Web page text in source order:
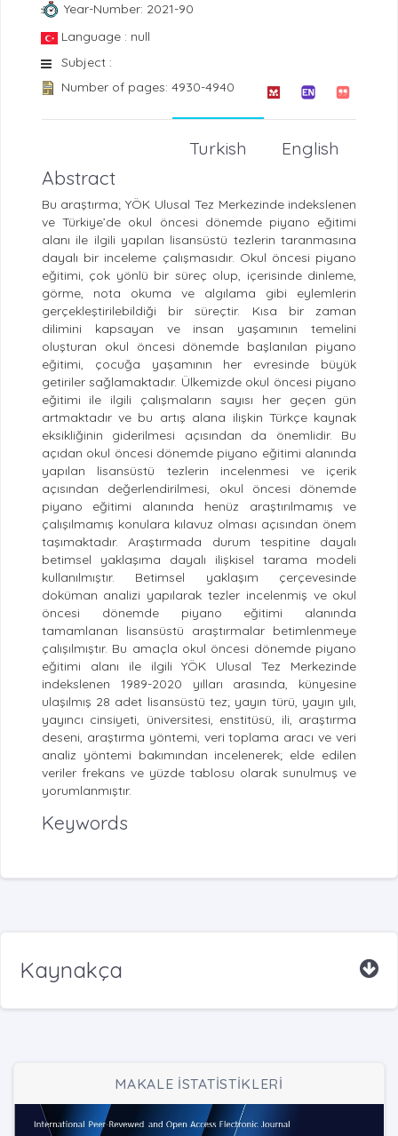
Year-Number: 2021-90
Language : null
Subject :
Number of pages: 4930-4940
English
Turkish
Abstract
Bu araştırma; YÖK Ulusal Tez Merkezinde indekslenen
ve Türkiye’de okul öncesi dönemde piyano eğitimi
alanı ile ilgili yapılan lisansüstü tezlerin taranmasına
dayalı bir inceleme çalışmasıdır. Okul öncesi piyano
eğitimi, çok yönlü bir süreç olup, içerisinde dinleme,
görme, nota okuma ve algılama gibi eylemlerin
gerçekleştirilebildiği bir süreçtir. Kısa bir zaman
dilimini kapsayan ve insan yaşamının temelini
oluşturan okul öncesi dönemde başlanılan piyano
eğitimi, çocuğa yaşamının her evresinde büyük
getiriler sağlamaktadır. Ülkemizde okul öncesi piyano
eğitimi ile ilgili çalışmaların sayısı her geçen gün
artmaktadır ve bu artış alana ilişkin Türkçe kaynak
eksikliğinin giderilmesi açısından da önemlidir. Bu
açıdan okul öncesi dönemde piyano eğitimi alanında
yapılan lisansüstü tezlerin incelenmesi ve içerik
açısından değerlendirilmesi, okul öncesi dönemde
piyano eğitimi alanında henüz araştırılmamış ve
çalışılmamış konulara kılavuz olması açısından önem
taşımaktadır. Araştırmada durum tespitine dayalı
betimsel yaklaşıma dayalı ilişkisel tarama modeli
kullanılmıştır. Betimsel yaklaşım çerçevesinde
doküman analizi yapılarak tezler incelenmiş ve okul
öncesi dönemde piyano eğitimi alanında
tamamlanan lisansüstü araştırmalar betimlenmeye
çalışılmıştır. Bu amaçla okul öncesi dönemde piyano
eğitimi alanı ile ilgili YÖK Ulusal Tez Merkezinde
indekslenen 1989-2020 yılları arasında, künyesine
ulaşılmış 28 adet lisansüstü tez; yayın türü, yayın yılı,
yayıncı cinsiyeti, üniversitesi, enstitüsü, ili, araştırma
deseni, araştırma yöntemi, veri toplama aracı ve veri
analiz yöntemi bakımından incelenerek; elde edilen
veriler frekans ve yüzde tablosu olarak sunulmuş ve
yorumlanmıştır.
Keywords
Kaynakça
MAKALE İSTATİSTİKLERİ